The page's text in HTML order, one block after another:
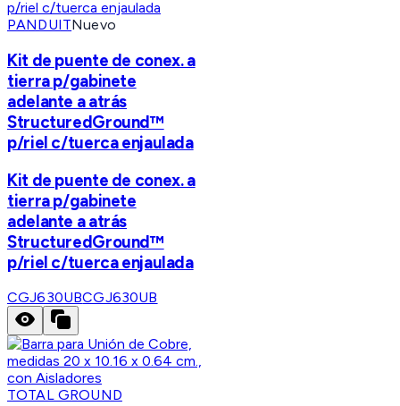
PANDUITNuevo
Kit de puente de conex. a
tierra p/gabinete
adelante a atrás
StructuredGround™
p/riel c/tuerca enjaulada
Kit de puente de conex. a
tierra p/gabinete
adelante a atrás
StructuredGround™
p/riel c/tuerca enjaulada
CGJ630UBCGJ630UB
TOTAL GROUND